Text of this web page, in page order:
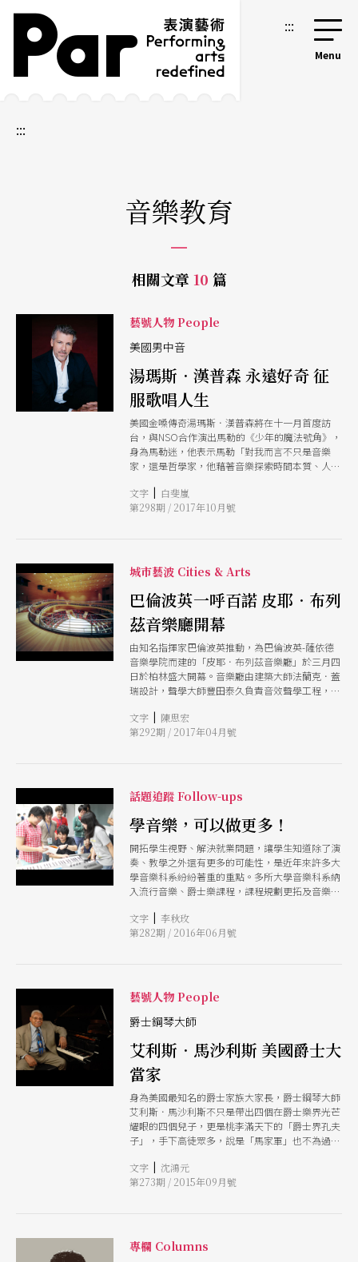
跳到主要內容區塊
網站導覽 :::
:::
音樂教育
相關文章 10 篇
藝號人物 People
美國男中音
湯瑪斯．漢普森 永遠好奇 征
服歌唱人生
美國金嗓傳奇湯瑪斯．漢普森將在十一月首度訪
台，與NSO合作演出馬勒的《少年的魔法號角》，
身為馬勒迷，他表示馬勒「對我而言不只是音樂
家，還是哲學家，他藉著音樂探索時間本質、人類
聲樂家，他說：「（歌者）不管是演唱會還是歌劇
演出，都像運動一樣耗費體力與智力，更是精神層
麼』。」
文字 | 白斐嵐
第298期 / 2017年10月號
城市藝波 Cities & Arts
巴倫波英一呼百諾 皮耶．布列
茲音樂廳開幕
由知名指揮家巴倫波英推動，為巴倫波英-薩依德
音樂學院而建的「皮耶．布列茲音樂廳」於三月四
日於柏林盛大開幕。音樂廳由建築大師法蘭克．蓋
瑞設計，聲學大師豐田泰久負責音效聲學工程，為
院，分毫不收。他們一起催生音樂學院、音樂廳的
落成，完全沒有商業考量，以人道主義為宗旨，讓
文字 | 陳思宏
第292期 / 2017年04月號
話題追蹤 Follow-ups
學音樂，可以做更多！
開拓學生視野、解決就業問題，讓學生知道除了演
奏、教學之外還有更多的可能性，是近年來許多大
學音樂科系紛紛著重的重點。多所大學音樂科系納
入流行音樂、爵士樂課程，課程規劃更拓及音樂相
會，讓音樂學子能夠順利提早與社會接軌，學用得
以銜接，以豐富音樂學養開拓自己未來。
文字 | 李秋玫
第282期 / 2016年06月號
藝號人物 People
爵士鋼琴大師
艾利斯．馬沙利斯 美國爵士大
當家
身為美國最知名的爵士家族大家長，爵士鋼琴大師
艾利斯．馬沙利斯不只是帶出四個在爵士樂界光芒
耀眼的四個兒子，更是桃李滿天下的「爵士界孔夫
子」，手下高徒眾多，說是「馬家軍」也不為過！
而已，他說：「我兒子溫頓（小號大師）曾形容我
的音樂是「跨界音樂」，跨過了紐奧良傳統與所謂
文字 | 沈鴻元
第273期 / 2015年09月號
專欄 Columns